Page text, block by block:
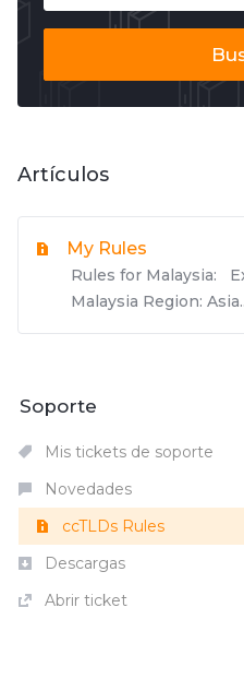
Artículos
My Rules
Rules for Malaysia:
Malaysia Region:
Soporte
Mis tickets de soporte
Novedades
ccTLDs Rules
Descargas
Abrir ticket